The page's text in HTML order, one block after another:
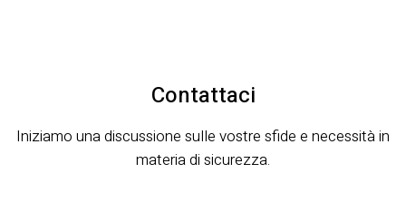
Contattaci
Iniziamo una discussione sulle vostre sfide e necessità in
materia di sicurezza.